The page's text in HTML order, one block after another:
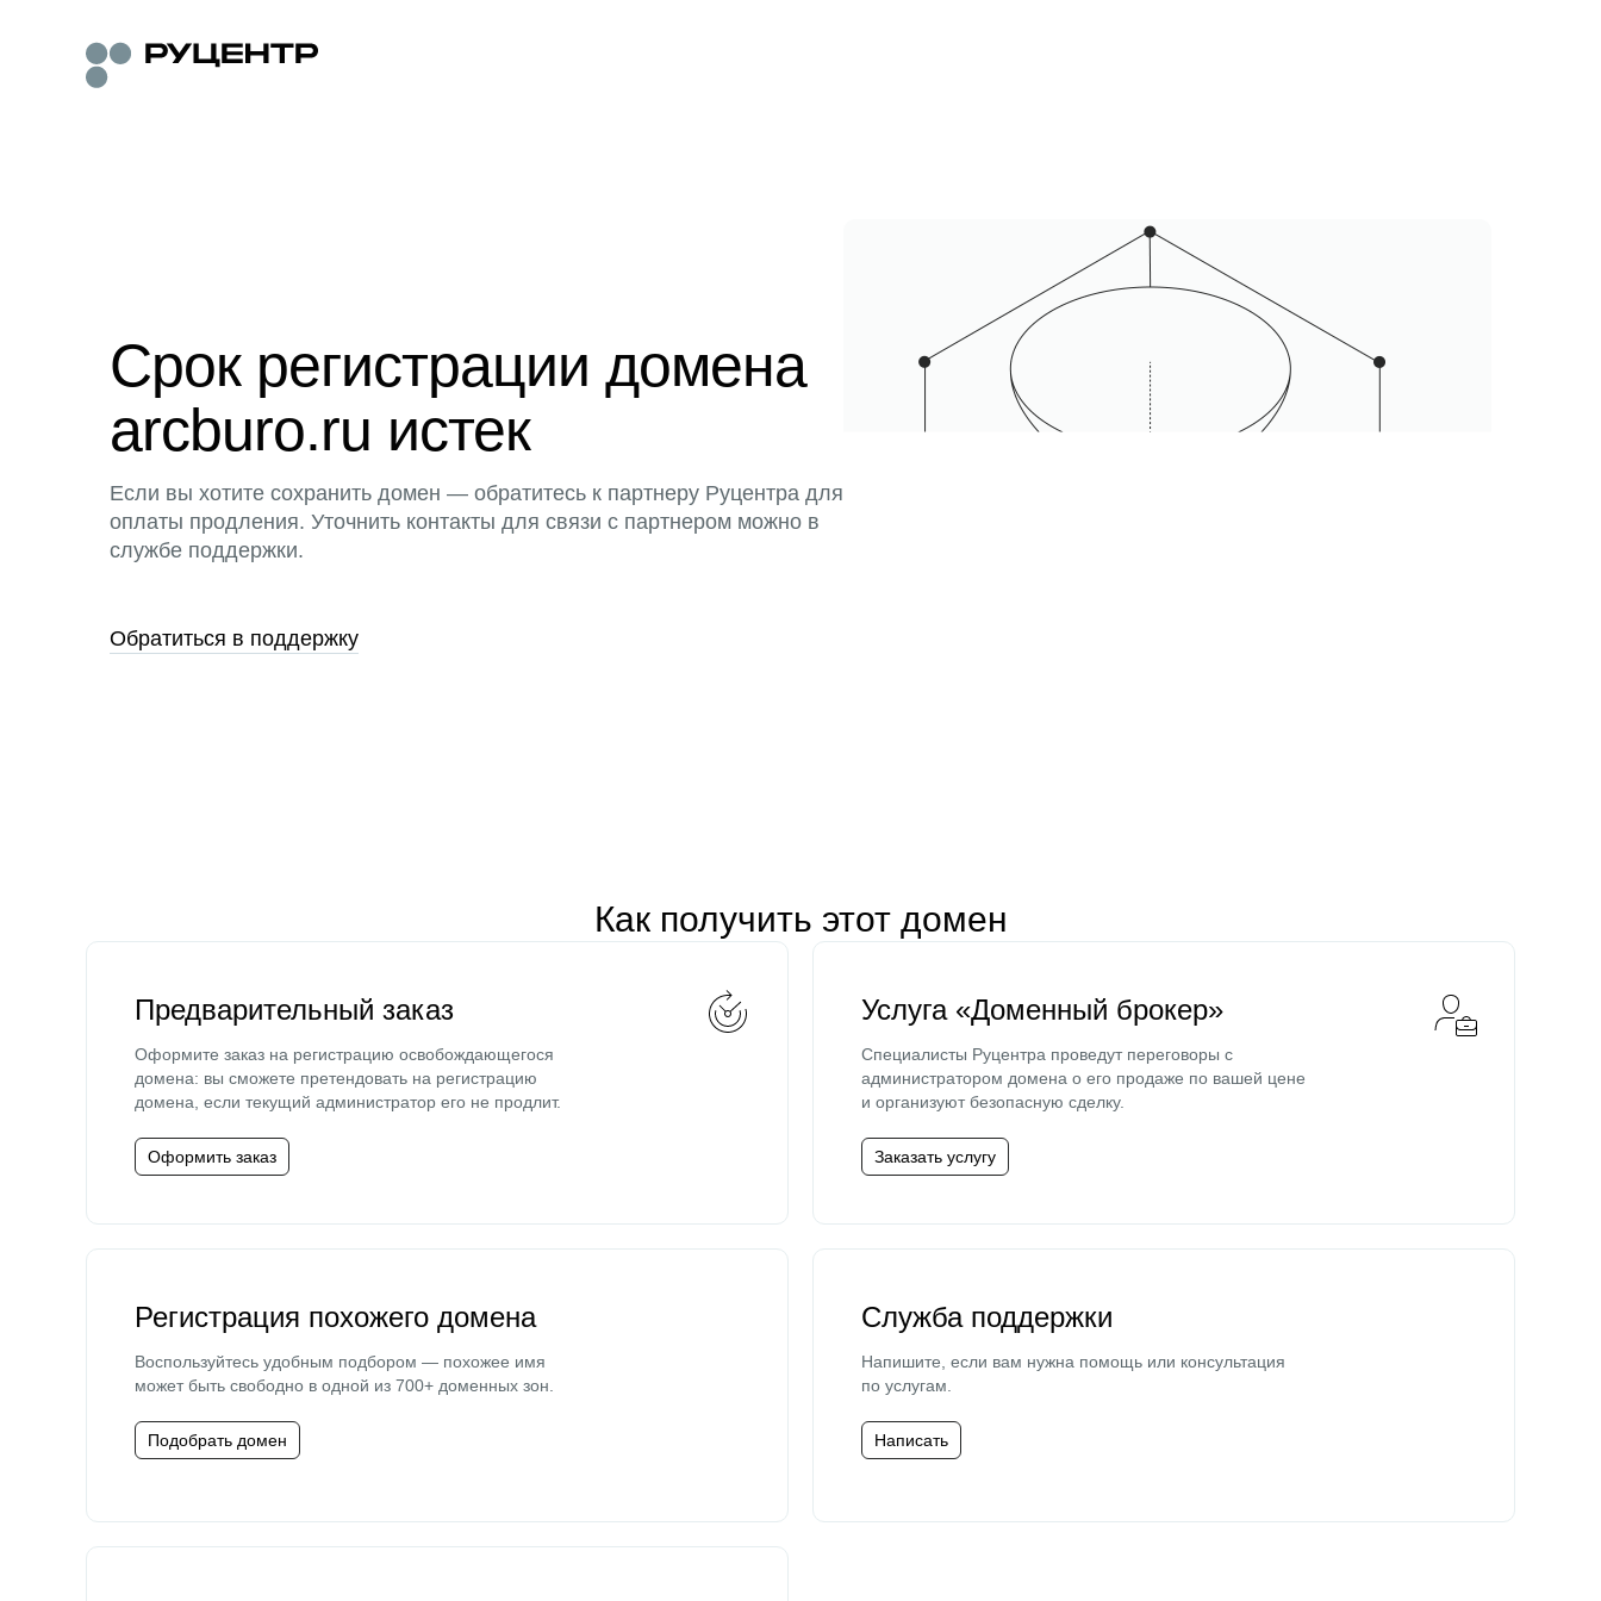
Срок регистрации домена
arcburo.ru истек
Если вы хотите сохранить домен — обратитесь к партнеру Руцентра для
оплаты продления. Уточнить контакты для связи с партнером можно в
службе поддержки.
Обратиться в поддержку
Как получить этот домен
Предварительный заказ
Оформите заказ на регистрацию освобождающегося
домена: вы сможете претендовать на регистрацию
домена, если текущий администратор его не продлит.
Оформить заказ
Услуга «Доменный брокер»
Специалисты Руцентра проведут переговоры с
администратором домена о его продаже по вашей цене
и организуют безопасную сделку.
Заказать услугу
Регистрация похожего домена
Воспользуйтесь удобным подбором — похожее имя
может быть свободно в одной из 700+ доменных зон.
Подобрать домен
Служба поддержки
Напишите, если вам нужна помощь или консультация
по услугам.
Написать